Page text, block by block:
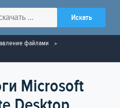
файлами
Microsoft